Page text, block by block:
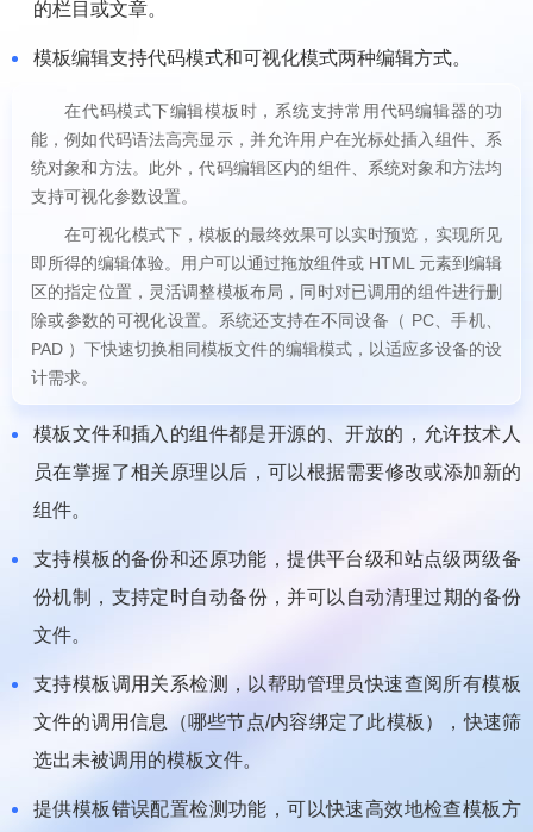
的栏目或文章。
模板编辑支持代码模式和可视化模式两种编辑方式。
在代码模式下编辑模板时，系统支持常用代码编辑器的功
能，例如代码语法高亮显示，并允许用户在光标处插入组件、系
统对象和方法。此外，代码编辑区内的组件、系统对象和方法均
支持可视化参数设置。
在可视化模式下，模板的最终效果可以实时预览，实现所见
即所得的编辑体验。用户可以通过拖放组件或 HTML 元素到编辑
区的指定位置，灵活调整模板布局，同时对已调用的组件进行删
除或参数的可视化设置。系统还支持在不同设备（ PC、手机、
PAD ）下快速切换相同模板文件的编辑模式，以适应多设备的设
计需求。
模板文件和插入的组件都是开源的、开放的，允许技术人
员在掌握了相关原理以后，可以根据需要修改或添加新的
组件。
支持模板的备份和还原功能，提供平台级和站点级两级备
份机制，支持定时自动备份，并可以自动清理过期的备份
文件。
支持模板调用关系检测，以帮助管理员快速查阅所有模板
文件的调用信息（哪些节点/内容绑定了此模板），快速筛
选出未被调用的模板文件。
提供模板错误配置检测功能，可以快速高效地检查模板方